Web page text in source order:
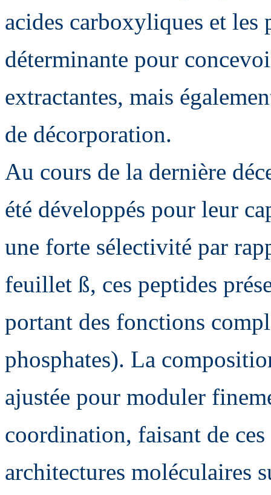
acides carboxyliques et les
déterminante pour
extractantes, mais
de décorporation.
Au cours de la dernière
été développés pour leur
une forte sélectivité par
feuillet ß, ces peptides
portant des fonctions
phosphates). La
ajustée pour moduler
coordination, faisant de
architectures moléculaires